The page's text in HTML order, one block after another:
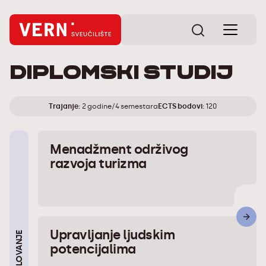
Diplomski studij
Trajanje: 2 godine/4 semestara ECTS bodovi: 120
Menadžment održivog
razvoja turizma
Upravljanje ljudskim
potencijalima